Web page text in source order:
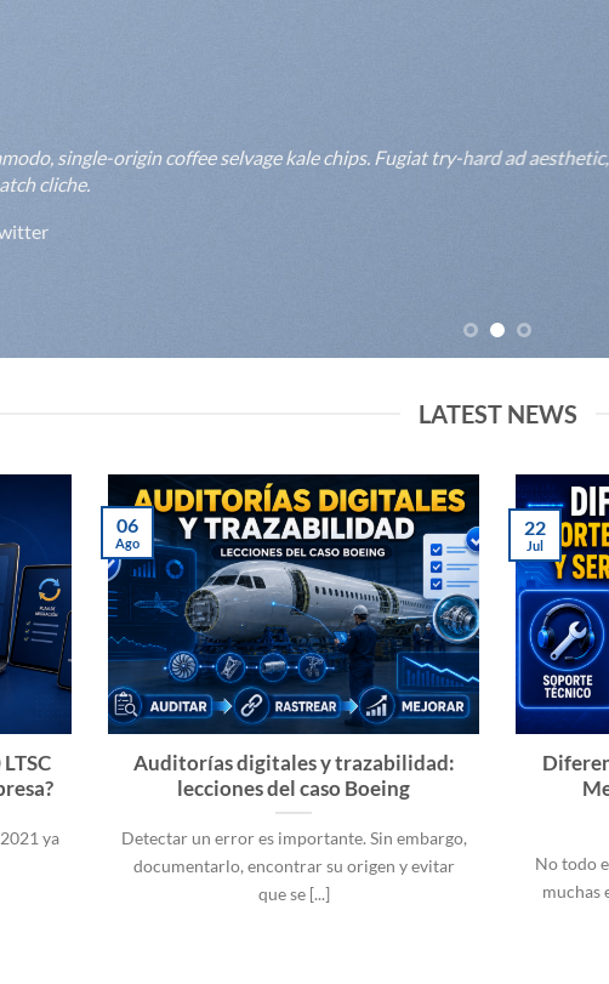
single-origin coffee selvage kale chips. Fugiat try-hard ad
cliche.
LATEST NEWS
ya
Auditorías digitales y trazabilidad:
lecciones del caso Boeing
Detectar un error es importante. Sin embargo,
documentarlo, encontrar su origen y evitar
que se [...]
06
Ago
No todo
muchas
22
Jul